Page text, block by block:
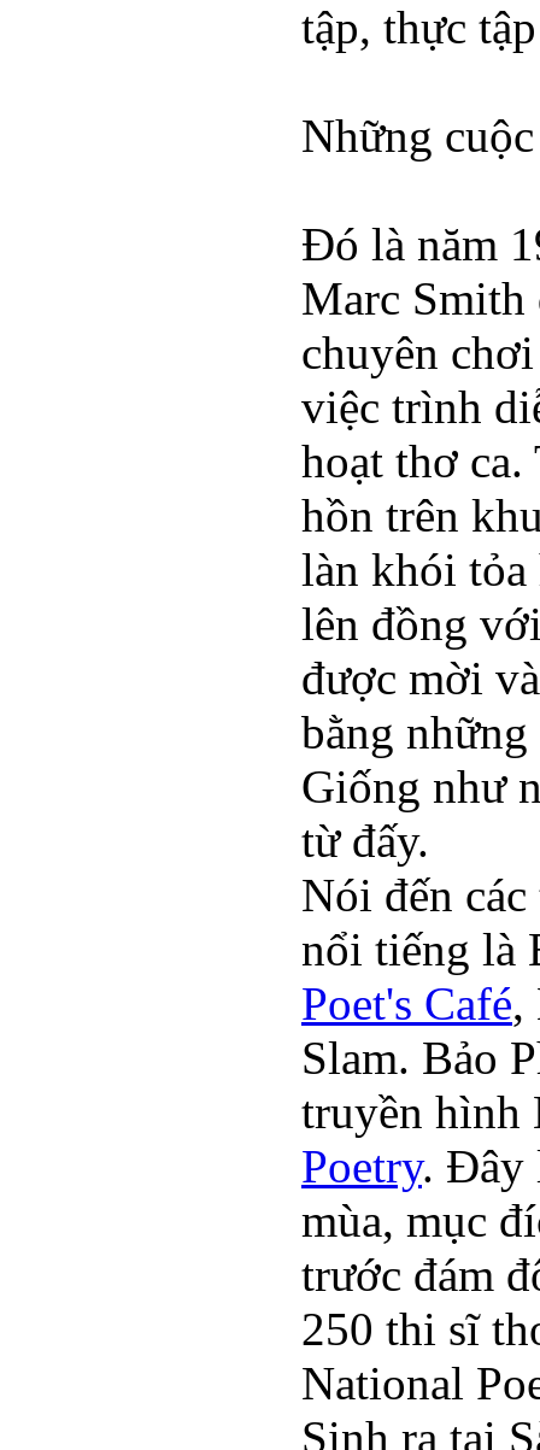
tập, thực
Những
Đó là năm
Marc Smith
chuyên
việc trình
hoạt thơ ca.
hồn trên
làn khói tỏa
lên đồng
được mời
bằng
Giống như
từ đấy.
Nói đến
nổi tiếng là
Poet's Café,
Slam. Bảo
truyền
Poetry. Đây
mùa, mục
trước đám
250 thi sĩ
National
Sinh ra tại